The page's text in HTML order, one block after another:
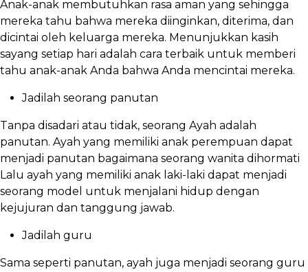
Anak-anak membutuhkan rasa aman yang sehingga
mereka tahu bahwa mereka diinginkan, diterima, dan
dicintai oleh keluarga mereka. Menunjukkan kasih
sayang setiap hari adalah cara terbaik untuk memberi
tahu anak-anak Anda bahwa Anda mencintai mereka.
Jadilah seorang panutan
Tanpa disadari atau tidak, seorang Ayah adalah
panutan. Ayah yang memiliki anak perempuan dapat
menjadi panutan bagaimana seorang wanita dihormati
Lalu ayah yang memiliki anak laki-laki dapat menjadi
seorang model untuk menjalani hidup dengan
kejujuran dan tanggung jawab.
Jadilah guru
Sama seperti panutan, ayah juga menjadi seorang guru